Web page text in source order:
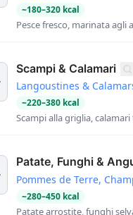
~180–320 kcal
Pesce fresco, marinata
Scampi & Calamari
Langoustines &
~220–380 kcal
Scampi alla griglia,
Patate, Funghi &
Pommes de Terre,
~280–450 kcal
Patate arrostite, funghi